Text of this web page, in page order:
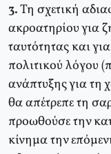
3.Τη σχετική
ακροατηρίου για
ταυτότητας και
πολιτικού λόγου
ανάπτυξης για τη
θα απέτρεπε τη
προωθούσε την
κίνημα την